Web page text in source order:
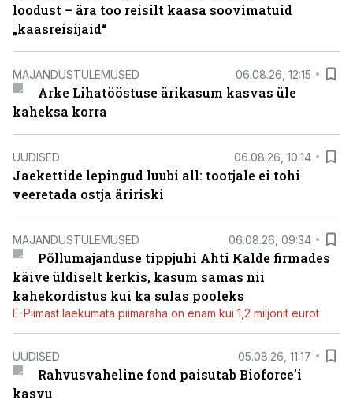
loodust – ära too reisilt kaasa soovimatuid
„kaasreisijaid“
MAJANDUSTULEMUSED 06.08.26, 12:15
Arke Lihatööstuse ärikasum kasvas üle
kaheksa korra
UUDISED 06.08.26, 10:14
Jaekettide lepingud luubi all: tootjale ei tohi
veeretada ostja äririski
MAJANDUSTULEMUSED 06.08.26, 09:34
Põllumajanduse tippjuhi Ahti Kalde firmades
käive üldiselt kerkis, kasum samas nii
kahekordistus kui ka sulas pooleks
E-Piimast laekumata piimaraha on enam kui 1,2 miljonit eurot
UUDISED 05.08.26, 11:17
Rahvusvaheline fond paisutab Bioforce’i
kasvu